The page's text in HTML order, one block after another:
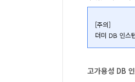
[주의]
더미 DB 인스
고가용성 DB